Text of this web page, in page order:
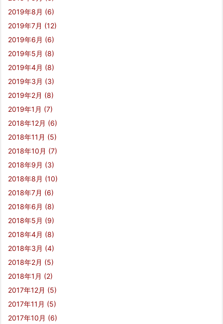
2019年8月 (6)
2019年7月 (12)
2019年6月 (6)
2019年5月 (8)
2019年4月 (8)
2019年3月 (3)
2019年2月 (8)
2019年1月 (7)
2018年12月 (6)
2018年11月 (5)
2018年10月 (7)
2018年9月 (3)
2018年8月 (10)
2018年7月 (6)
2018年6月 (8)
2018年5月 (9)
2018年4月 (8)
2018年3月 (4)
2018年2月 (5)
2018年1月 (2)
2017年12月 (5)
2017年11月 (5)
2017年10月 (6)